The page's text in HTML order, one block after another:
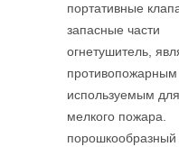
портативные
запасные части
огнетушитель,
противопожарным
используемым
мелкого пожара.
порошкообразный